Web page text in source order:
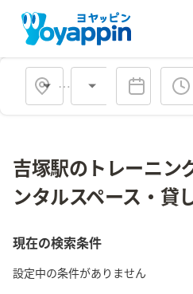
会場タイプ
吉塚駅のトレーニン
ンタルスペース・貸
現在の検索条件
設定中の条件がありません